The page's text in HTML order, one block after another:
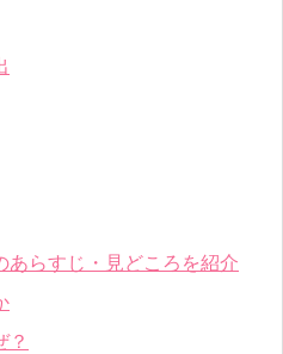
あらすじ・見どころを紹介
？